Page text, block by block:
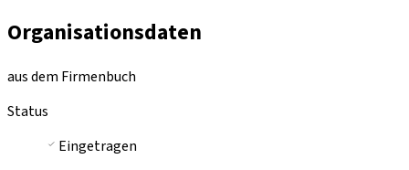
Organisationsdaten
aus dem Firmenbuch
Status
Eingetragen